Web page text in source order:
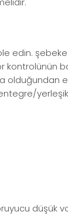
kontrolünün
düşük